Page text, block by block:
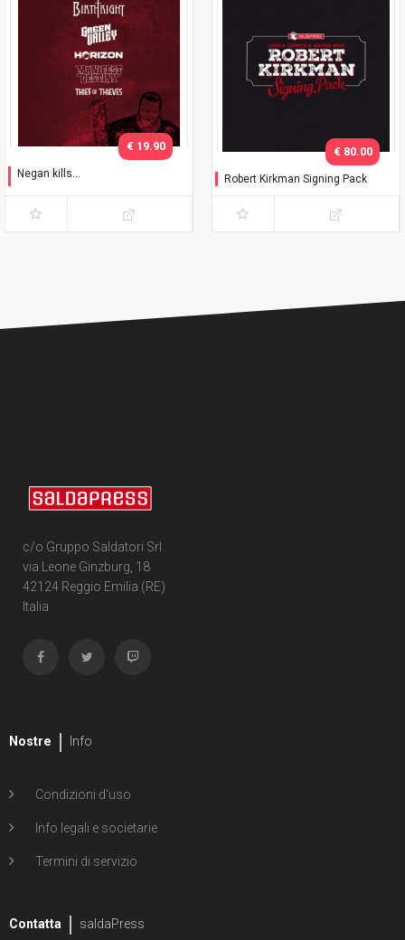
Negan kills...
€ 19.90
Robert Kirkman Signing Pack
€ 80.00
c/o Gruppo Saldatori Srl
via Leone Ginzburg, 18
42124 Reggio Emilia (RE)
Italia
Nostre Info
Condizioni d'uso
Info legali e societarie
Termini di servizio
Contatta saldaPress